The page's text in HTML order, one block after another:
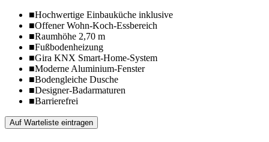
■Hochwertige Einbauküche inklusive
■Offener Wohn-Koch-Essbereich
■Raumhöhe 2,70 m
■Fußbodenheizung
■Gira KNX Smart-Home-System
■Moderne Aluminium-Fenster
■Bodengleiche Dusche
■Designer-Badarmaturen
■Barrierefrei
Auf Warteliste eintragen